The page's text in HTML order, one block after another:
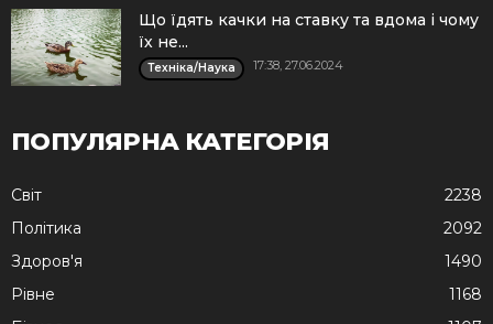
Що їдять качки на ставку та вдома і чому
їх не...
Техніка/Наука 17:38, 27.06.2024
ПОПУЛЯРНА КАТЕГОРІЯ
Cвіт
2238
Політика
2092
Здоров'я
1490
Рівне
1168